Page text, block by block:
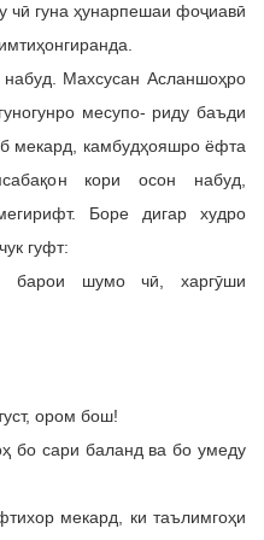
гуна ҳунарпешаи фоҷиавӣ
Махсусан Асланшоҳро
месупо- риду баъди
мекард, камбудҳояшро ёфта
кори осон набуд,
Боре дигар худро
гуфт:
шумо чӣ, харгӯши
ором бош!
бо сари баланд ва бо умеду
мекард, ки таълимгоҳи